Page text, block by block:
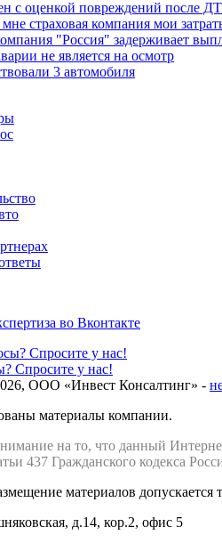
с оценкой повреждений после
страховая компания мои
"Россия" задерживает
не является на осмотр
3 автомобиля
Спросите у нас!
ООО «Инвест Консалтинг» -
материалы компании.
на то, что данный
437 Гражданского кодекса
материалов допускается
д.14, кор.2, офис 5